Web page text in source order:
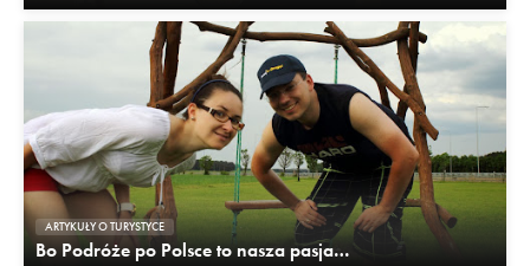
ARTYKUŁY O TURYSTYCE
Bo Podróże po Polsce to nasza pasja…